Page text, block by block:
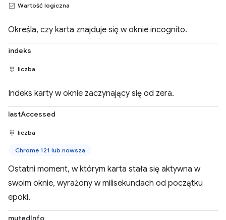
Wartość logiczna
Określa, czy karta znajduje się w oknie incognito.
indeks
liczba
Indeks karty w oknie zaczynający się od zera.
lastAccessed
liczba
Chrome 121 lub nowsza
Ostatni moment, w którym karta stała się aktywna w
swoim oknie, wyrażony w milisekundach od początku
epoki.
mutedInfo